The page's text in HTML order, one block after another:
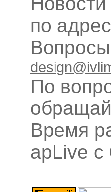
по
По
Время
apLive c